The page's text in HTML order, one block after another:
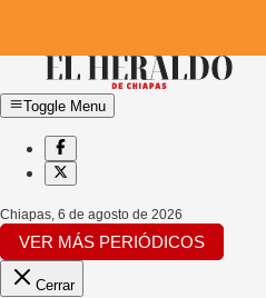
Toggle Menu
Chiapas, 6 de agosto de 2026
VER MÁS PERIÓDICOS
Cerrar